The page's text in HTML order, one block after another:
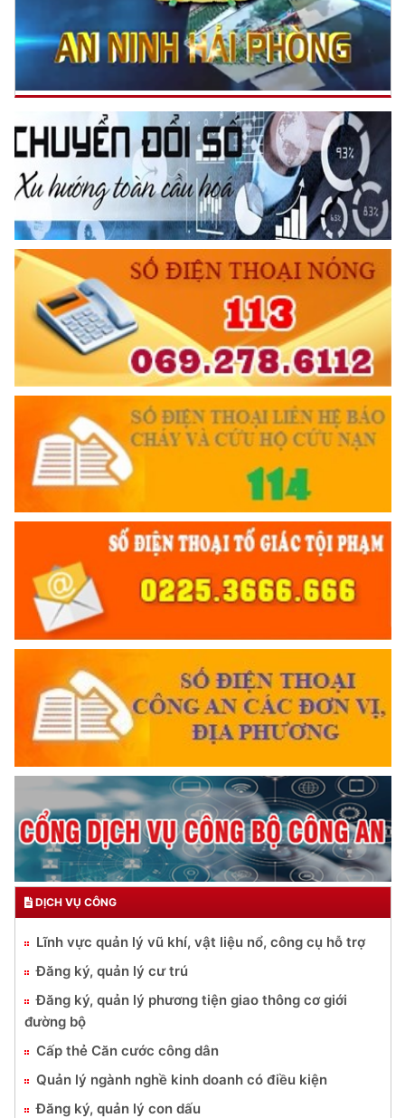
DỊCH VỤ CÔNG
Lĩnh vực quản lý vũ khí, vật liệu nổ, công cụ hỗ trợ
Đăng ký, quản lý cư trú
Đăng ký, quản lý phương tiện giao thông cơ giới
đường bộ
Cấp thẻ Căn cước công dân
Quản lý ngành nghề kinh doanh có điều kiện
Đăng ký, quản lý con dấu